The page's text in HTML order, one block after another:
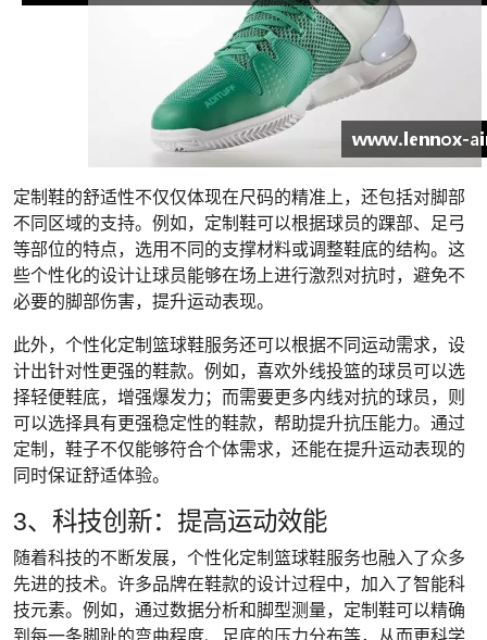
定制鞋的舒适性不仅仅体现在尺码的精准上，还包括对脚部
不同区域的支持。例如，定制鞋可以根据球员的踝部、足弓
等部位的特点，选用不同的支撑材料或调整鞋底的结构。这
些个性化的设计让球员能够在场上进行激烈对抗时，避免不
必要的脚部伤害，提升运动表现。
此外，个性化定制篮球鞋服务还可以根据不同运动需求，设
计出针对性更强的鞋款。例如，喜欢外线投篮的球员可以选
择轻便鞋底，增强爆发力；而需要更多内线对抗的球员，则
可以选择具有更强稳定性的鞋款，帮助提升抗压能力。通过
定制，鞋子不仅能够符合个体需求，还能在提升运动表现的
同时保证舒适体验。
3、科技创新：提高运动效能
随着科技的不断发展，个性化定制篮球鞋服务也融入了众多
先进的技术。许多品牌在鞋款的设计过程中，加入了智能科
技元素。例如，通过数据分析和脚型测量，定制鞋可以精确
到每一条脚趾的弯曲程度、足底的压力分布等，从而更科学